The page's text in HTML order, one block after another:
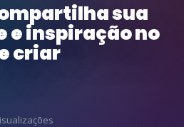
sua
inspiração no
criar